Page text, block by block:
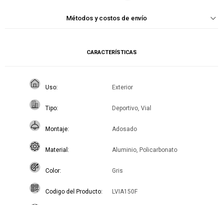
Métodos y costos de envío
CARACTERÍSTICAS
Uso Exterior
Tipo Deportivo, Vial
Montaje Adosado
Material Aluminio, Policarbonato
Color Gris
Codigo del Producto LVIA150F